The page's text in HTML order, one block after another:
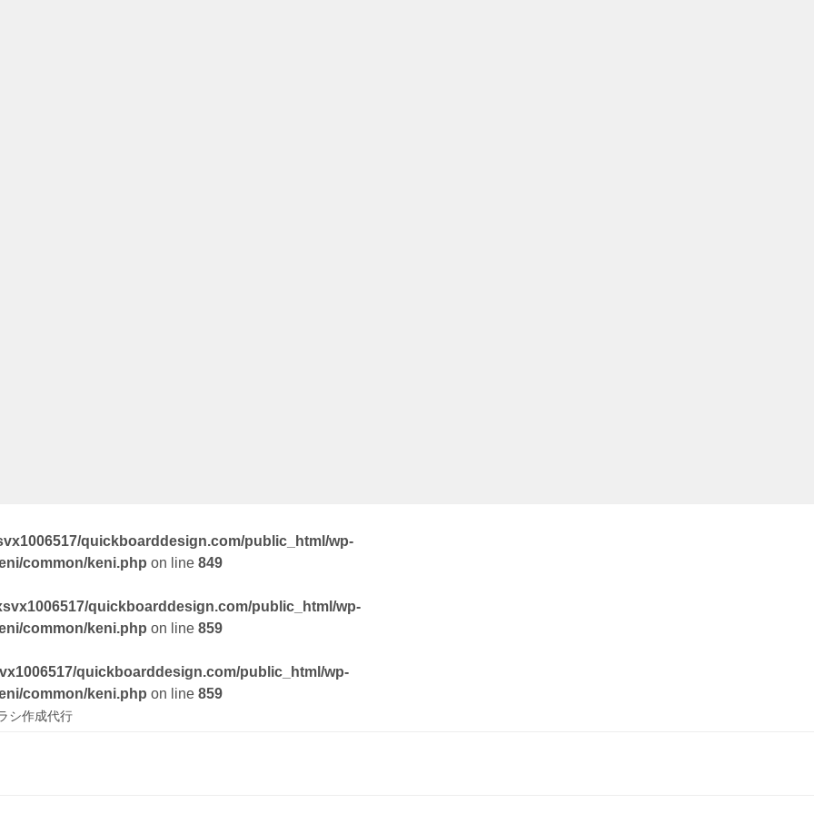
quickboarddesign.com/public_html/wp-
common/keni.php on line 849
quickboarddesign.com/public_html/wp-
common/keni.php on line 859
quickboarddesign.com/public_html/wp-
common/keni.php on line 859
シ作成代行